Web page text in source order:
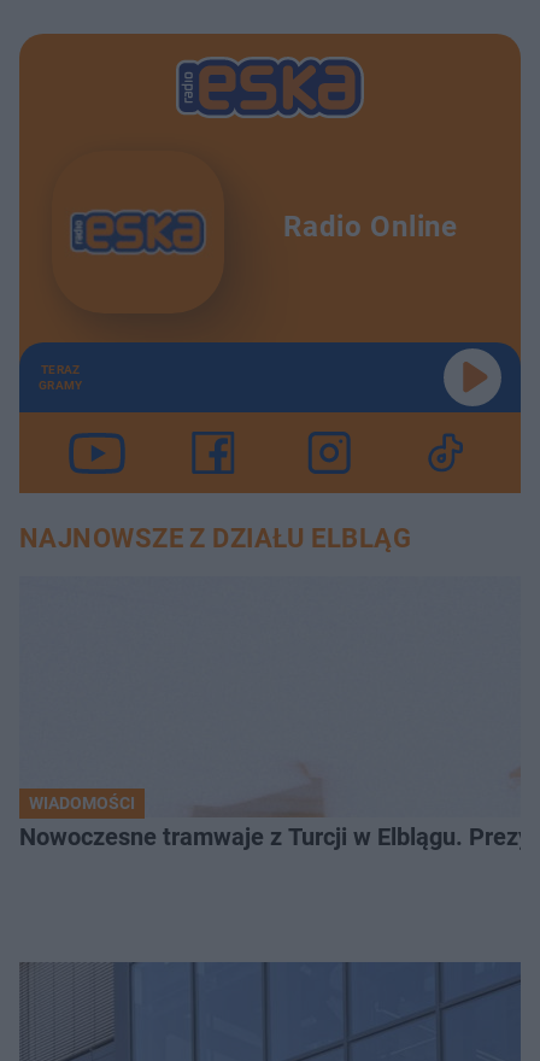
Radio Online
TERAZ
GRAMY
NAJNOWSZE Z DZIAŁU ELBLĄG
WIADOMOŚCI
Nowoczesne tramwaje z Turcji w Elblągu.